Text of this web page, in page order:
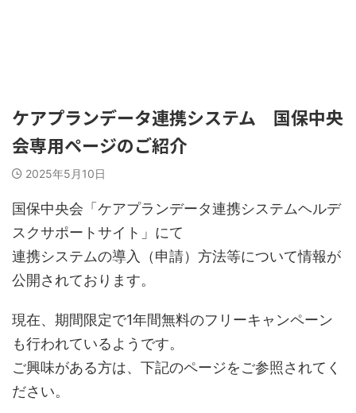
ケアプランデータ連携システム 国保中央
会専用ページのご紹介
2025年5月10日
国保中央会「ケアプランデータ連携システムヘルデ
スクサポートサイト」にて
連携システムの導入（申請）方法等について情報が
公開されております。
現在、期間限定で1年間無料のフリーキャンペーン
も行われているようです。
ご興味がある方は、下記のページをご参照されてく
ださい。